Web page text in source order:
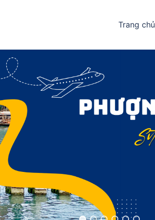
Trang chủ